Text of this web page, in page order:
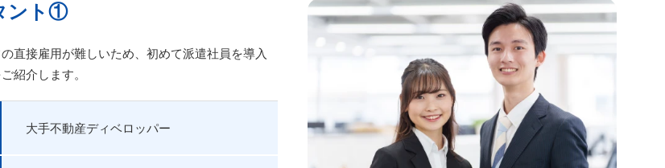
ント①
直接雇用が難しいため、初めて派遣社員を導入
紹介します。
大手不動産ディベロッパー